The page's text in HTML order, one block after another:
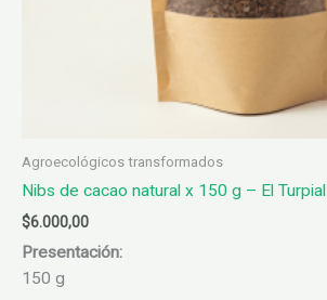
Agroecológicos transformados
Nibs de cacao natural x 150 g – El Turpial
$6.000,00
Presentación:
150 g